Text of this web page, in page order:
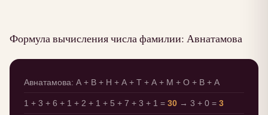
Формула вычисления числа фамилии: Авнатамова
Авнатамова: А + В + Н + А + Т + А + М + О + В + А
1 + 3 + 6 + 1 + 2 + 1 + 5 + 7 + 3 + 1 = 30 → 3 + 0 = 3